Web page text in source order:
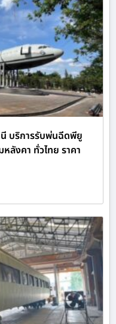
บริการรับพ่นฉีดพียู
ลังคา ทั่วไทย ราคา